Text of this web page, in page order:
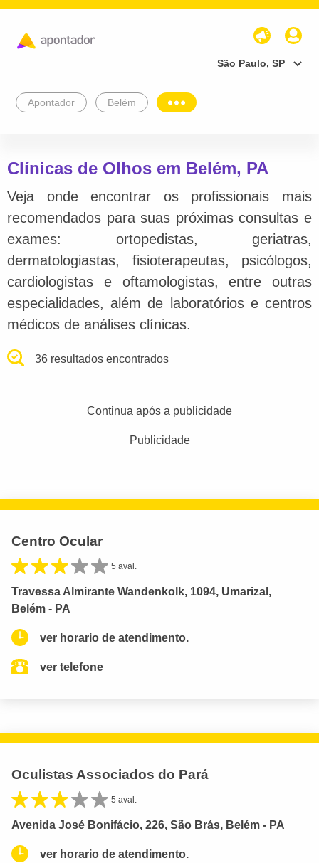
São Paulo, SP
Apontador Belém
Clínicas de Olhos em Belém, PA
Veja onde encontrar os profissionais mais
recomendados para suas próximas consultas e
exames: ortopedistas, geriatras,
dermatologiastas, fisioterapeutas, psicólogos,
cardiologistas e oftamologistas, entre outras
especialidades, além de laboratórios e centros
médicos de análises clínicas.
36 resultados encontrados
Continua após a publicidade
Publicidade
Centro Ocular
5 aval.
Travessa Almirante Wandenkolk, 1094, Umarizal,
Belém - PA
ver horario de atendimento.
ver telefone
Oculistas Associados do Pará
5 aval.
Avenida José Bonifácio, 226, São Brás, Belém - PA
ver horario de atendimento.